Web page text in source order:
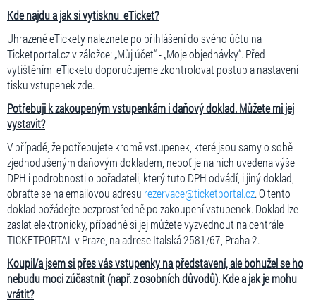
Kde najdu a jak si vytisknu eTicket?
Uhrazené eTickety naleznete po přihlášení do svého účtu na
Ticketportal.cz v záložce: „Můj účet“ - „Moje objednávky“. Před
vytištěním eTicketu doporučujeme zkontrolovat postup a nastavení
tisku vstupenek zde.
Potřebuji k zakoupeným vstupenkám i daňový doklad. Můžete mi jej
vystavit?
V případě, že potřebujete kromě vstupenek, které jsou samy o sobě
zjednodušeným daňovým dokladem, neboť je na nich uvedena výše
DPH i podrobnosti o pořadateli, který tuto DPH odvádí, i jiný doklad,
obraťte se na emailovou adresu rezervace@ticketportal.cz. O tento
doklad požádejte bezprostředně po zakoupení vstupenek. Doklad lze
zaslat elektronicky, případně si jej můžete vyzvednout na centrále
TICKETPORTAL v Praze, na adrese Italská 2581/67, Praha 2.
Koupil/a jsem si přes vás vstupenky na představení, ale bohužel se ho
nebudu moci zúčastnit (např. z osobních důvodů). Kde a jak je mohu
vrátit?